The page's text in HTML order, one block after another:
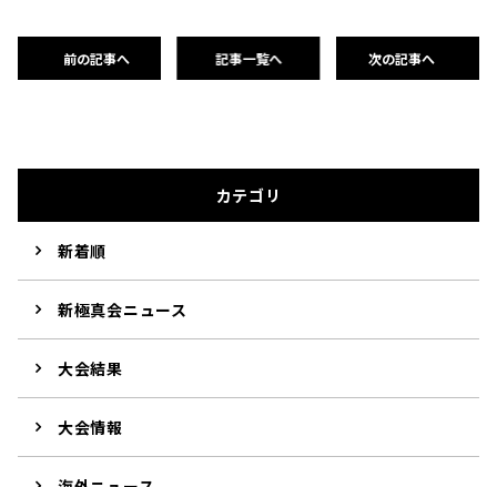
前の記事へ 記事一覧へ 次の記事へ
カテゴリ
新着順
新極真会ニュース
大会結果
大会情報